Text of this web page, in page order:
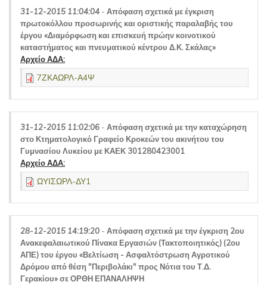
31-12-2015 11:04:04 - Απόφαση σχετικά με έγκριση
πρωτοκόλλου προσωρινής και οριστικής παραλαβής του
έργου «Διαμόρφωση και επισκευή πρώην κοινοτικού
καταστήματος και πνευματικού κέντρου Δ.Κ. Σκάλας»
Αρχείο ΑΔΑ:
7ΖΚΑΩΡΛ-Α4Ψ
31-12-2015 11:02:06 - Απόφαση σχετικά με την καταχώρηση
στο Κτηματολογικό Γραφείο Κροκεών του ακινήτου του
Γυμνασίου Λυκείου με ΚΑΕΚ 301280423001
Αρχείο ΑΔΑ:
ΩΥΙΣΩΡΛ-ΔΥ1
28-12-2015 14:19:20 - Απόφαση σχετικά με την έγκριση 2ου
Ανακεφαλαιωτικού Πίνακα Εργασιών (Τακτοποιητικός) (2ου
ΑΠΕ) του έργου «Βελτίωση - Ασφαλτόστρωση Αγροτικού
Δρόμου από θέση "Περιβολάκι" προς Νότια του Τ.Δ.
Γερακίου» σε ΟΡΘΗ ΕΠΑΝΑΛΗΨΗ